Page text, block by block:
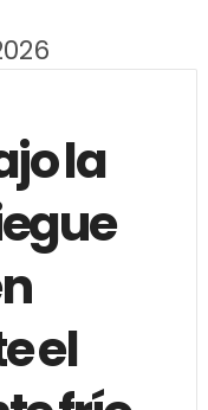
la
el